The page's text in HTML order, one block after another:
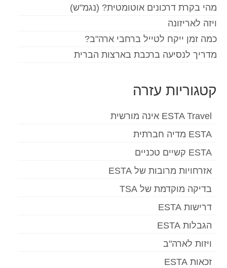
מהי בקרת דרכונים אוטומטית? (נגמ"ש)
ויזה לאריזונה
כמה זמן ייקח לטייל ברחבי ארה"ב?
מדריך לנסיעה ברכבת בארצות הברית
קטגוריות עזרה
ESTA Travel אינה מורשית
ESTA מדיה חברתית
ESTA קשיים טכניים
אזרחויות מרובות של ESTA
בדיקה מוקדמת של TSA
דרישות ESTA
הגבלות ESTA
ויזות לארה"ב
זכאות ESTA